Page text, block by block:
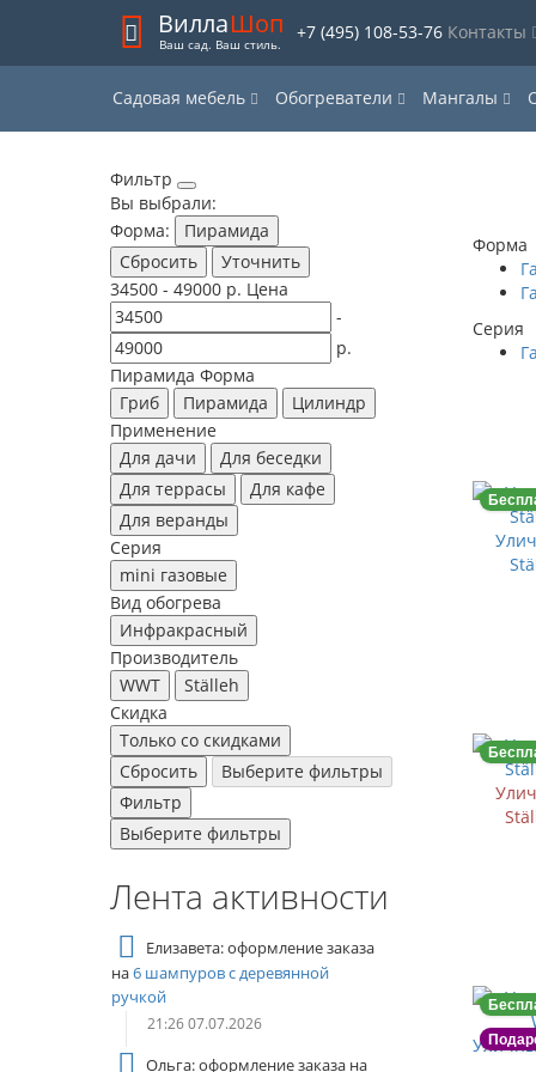
ВиллаШоп
Ваш сад. Ваш стиль.
+7 (495) 108-53-76 Контакты
Садовая мебель Обогреватели Мангалы
Фильтр
Вы выбрали:
Форма:
Пирамида
Сбросить
Уточнить
34500 - 49000 р. Цена
-
р.
Пирамида Форма
Гриб
Пирамида
Цилиндр
Применение
Для дачи
Для беседки
Для террасы
Для кафе
Для веранды
Серия
mini газовые
Вид обогрева
Инфракрасный
Производитель
WWT
Ställeh
Скидка
Только со cкидками
Сбросить
Выберите фильтры
Фильтр
Выберите фильтры
Лента активности
Елизавета: оформление заказа
на6 шампуров с деревянной
ручкой
21:26 07.07.2026
Ольга: оформление заказа на
Форма
Серия